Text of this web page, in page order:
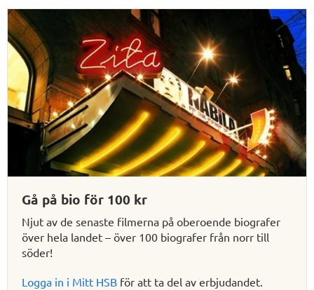
Gå på bio för 100 kr
Njut av de senaste filmerna på oberoende biografer
över hela landet – över 100 biografer från norr till
söder!
Logga in i Mitt HSB för att ta del av erbjudandet.